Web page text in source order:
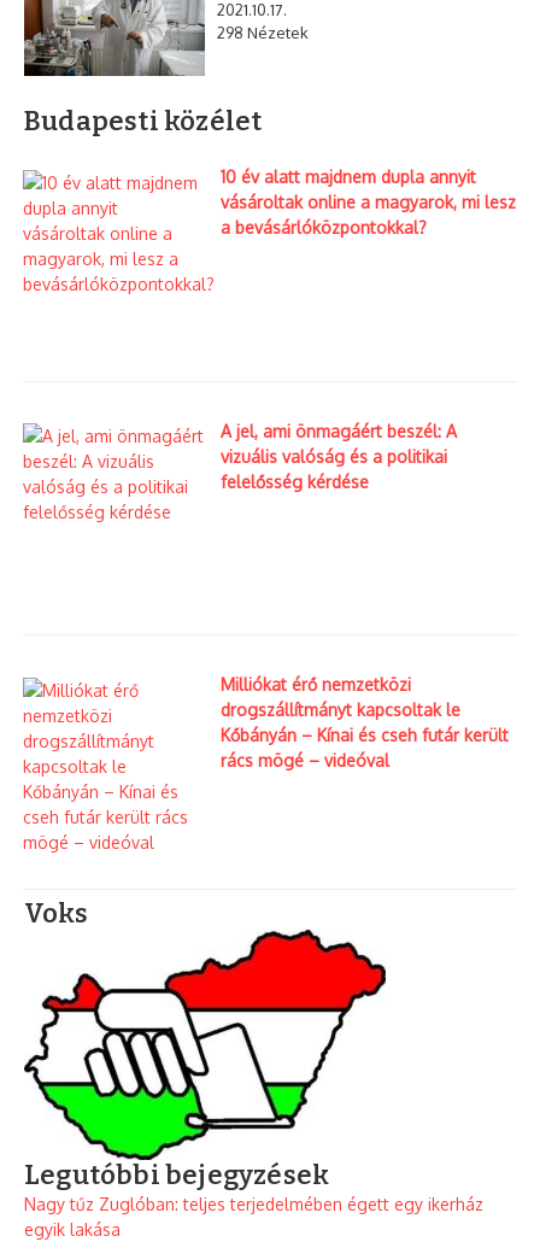
2021.10.17.
298 Nézetek
Budapesti közélet
10 év alatt majdnem dupla annyit
vásároltak online a magyarok, mi lesz
a bevásárlóközpontokkal?
A jel, ami önmagáért beszél: A
vizuális valóság és a politikai
felelősség kérdése
Milliókat érő nemzetközi
drogszállítmányt kapcsoltak le
Kőbányán – Kínai és cseh futár került
rács mögé – videóval
Voks
Legutóbbi bejegyzések
Nagy tűz Zuglóban: teljes terjedelmében égett egy ikerház
egyik lakása